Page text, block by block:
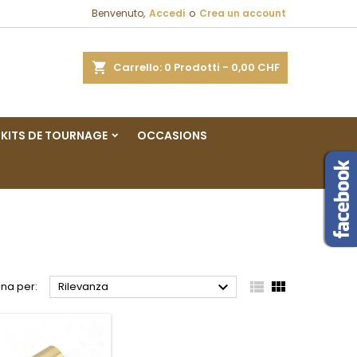
Benvenuto, Accedi o Crea un account
Carrello 0 Prodotti - 0,00 CHF
KITS DE TOURNAGE OCCASIONS
per: Rilevanza   